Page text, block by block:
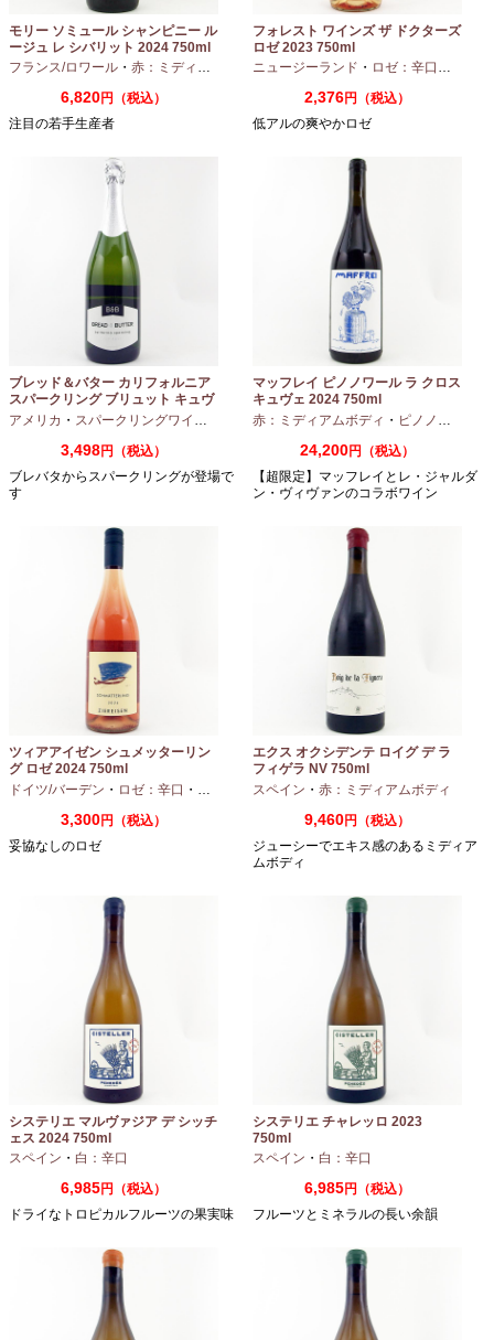
モリー ソミュール シャンピニー ル
ージュ レ シバリット 2024 750ml
フランス/ロワール ・ 赤：ミディアムボディ ・カベルネフラン
6,820円（税込）
注目の若手生産者
フォレスト ワインズ ザ ドクターズ
ロゼ 2023 750ml
ニュージーランド ・ ロゼ：辛口 ・
2,376円（税込）
低アルの爽やかロゼ
ブレッド＆バター カリフォルニア
スパークリング ブリュット キュヴ
ェ NV 750ml
アメリカ ・ スパークリングワイン シャルドネ
3,498円（税込）
ブレバタからスパークリングが登場で
す
マッフレイ ピノノワール ラ クロス
キュヴェ 2024 750ml
赤：ミディアムボディ ・ ピノノワール
24,200円（税込）
【超限定】マッフレイとレ・ジャルダ
ン・ヴィヴァンのコラボワイン
ツィアアイゼン シュメッターリン
グ ロゼ 2024 750ml
ドイツ/バーデン ・ ロゼ：辛口 ・ ピノノワール
3,300円（税込）
妥協なしのロゼ
エクス オクシデンテ ロイグ デ ラ
フィゲラ NV 750ml
（2022/2023）
スペイン ・ 赤：ミディアムボディ
9,460円（税込）
ジューシーでエキス感のあるミディア
ムボディ
システリエ マルヴァジア デ シッチ
ェス 2024 750ml
スペイン ・ 白：辛口
6,985円（税込）
ドライなトロピカルフルーツの果実味
システリエ チャレッロ 2023
750ml
スペイン ・ 白：辛口
6,985円（税込）
フルーツとミネラルの長い余韻